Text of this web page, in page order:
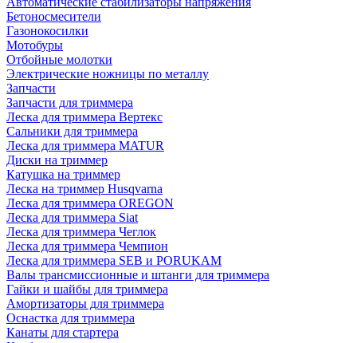
Бетоносмесители
Газонокосилки
Мотобуры
Отбойные молотки
Электрические ножницы по металлу
Запчасти
Запчасти для триммера
Леска для триммера Вертекс
Сальники для триммера
Леска для триммера MATUR
Диски на триммер
Катушка на триммер
Леска на триммер Husqvarna
Леска для триммера OREGON
Леска для триммера Siat
Леска для триммера Чеглок
Леска для триммера Чемпион
Леска для триммера SEB и PORUKAM
Валы трансмиссионные и штанги для триммера
Гайки и шайбы для триммера
Амортизаторы для триммера
Оснастка для триммера
Канаты для стартера